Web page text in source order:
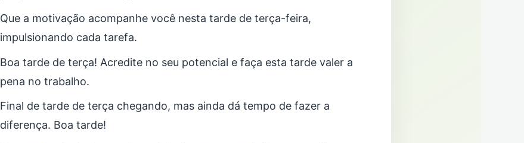
Que a motivação acompanhe você nesta tarde de terça-feira,
impulsionando cada tarefa.
Boa tarde de terça! Acredite no seu potencial e faça esta tarde valer a
pena no trabalho.
Final de tarde de terça chegando, mas ainda dá tempo de fazer a
diferença. Boa tarde!